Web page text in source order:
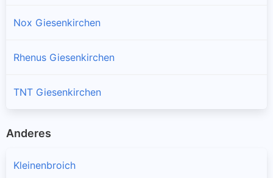
Nox Giesenkirchen
Rhenus Giesenkirchen
TNT Giesenkirchen
Anderes
Kleinenbroich